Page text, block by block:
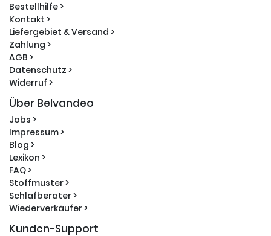
Bestellhilfe >
Kontakt >
Liefergebiet & Versand >
Zahlung >
AGB >
Datenschutz >
Widerruf >
Über Belvandeo
Jobs >
Impressum >
Blog >
Lexikon >
FAQ >
Stoffmuster >
Schlafberater >
Wiederverkäufer >
Kunden-Support